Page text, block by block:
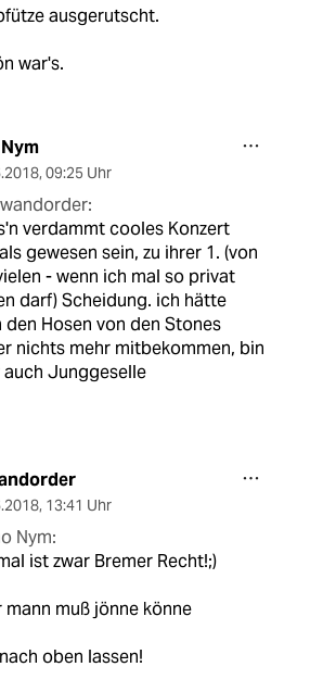
ausgerutscht.
war's.
, 09:25 Uhr
verdammt cooles Konzert
gewesen sein, zu ihrer 1. (von
- wenn ich mal so privat
darf) Scheidung. ich hätte
den Hosen von den Stones
nichts mehr mitbekommen, bin
auch Junggeselle
, 13:41 Uhr
Nym:
ist zwar Bremer Recht!;)
mann muß jönne könne
oben lassen!